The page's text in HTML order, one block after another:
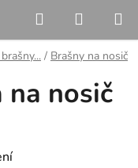
Hledat
KOŠÍK
/ Brašny na nosič
na nosič